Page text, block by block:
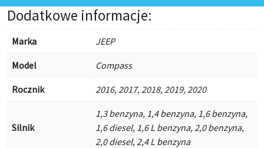
Dodatkowe informacje:
Marka JEEP
Model Compass
Rocznik 2016, 2017, 2018, 2019, 2020
Silnik
1,3 benzyna, 1,4 benzyna, 1,6 benzyna,
1,6 diesel, 1,6 L benzyna, 2,0 benzyna,
2,0 diesel, 2,4 L benzyna